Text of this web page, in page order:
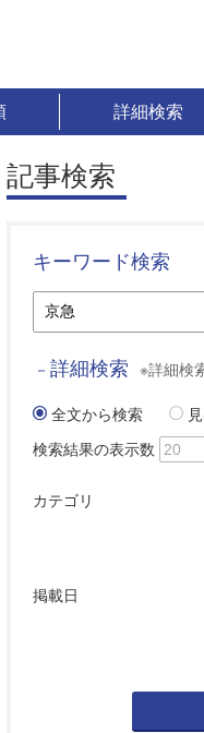
詳細検索
記事検索
キーワード検索
－ 詳細検索 ※詳細検
全文から検索
検索結果の表示数
カテゴリ
掲載日